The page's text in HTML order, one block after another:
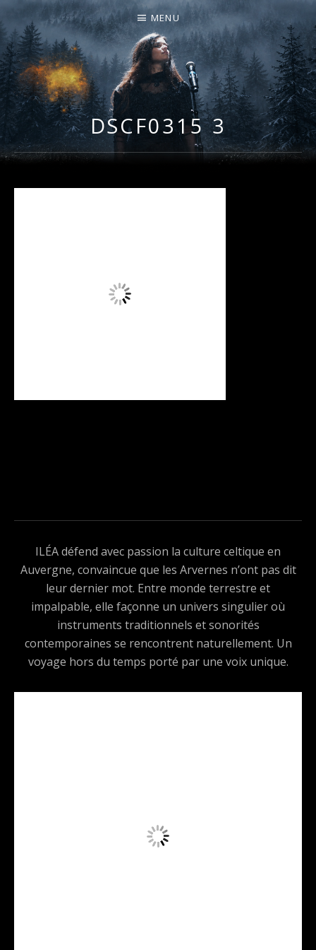
I
L
É
A
LA PLUS CELTIQUE DES AUVERGNATES !
MENU
DSCF0315 3
ILÉA défend avec passion la culture celtique en
Auvergne, convaincue que les Arvernes n’ont pas dit
leur dernier mot. Entre monde terrestre et
impalpable, elle façonne un univers singulier où
instruments traditionnels et sonorités
contemporaines se rencontrent naturellement. Un
voyage hors du temps porté par une voix unique.